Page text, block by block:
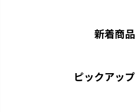
新着商品
ピックアッ